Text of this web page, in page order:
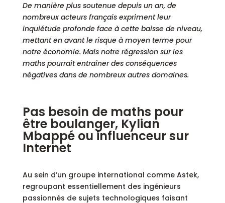
De manière plus soutenue depuis un an, de
nombreux acteurs français expriment leur
inquiétude profonde face à cette baisse de niveau,
mettant en avant le risque à moyen terme pour
notre économie. Mais notre régression sur les
maths pourrait entraîner des conséquences
négatives dans de nombreux autres domaines.
Pas besoin de maths pour
être boulanger, Kylian
Mbappé ou influenceur sur
Internet
Au sein d’un groupe international comme Astek,
regroupant essentiellement des ingénieurs
passionnés de sujets technologiques faisant